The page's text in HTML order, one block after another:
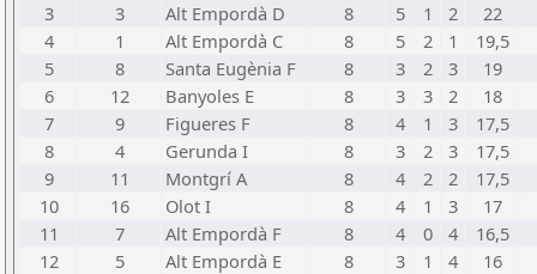
3
3 Alt Empordà D 8 5 1 2
22
4
1 Alt Empordà C 8 5 2 1
19,5
5
8 Santa Eugènia F 8 3 2 3
19
6
12 Banyoles E 8 3 3 2
18
7
9 Figueres F 8 4 1 3
17,5
8
4 Gerunda I 8 3 2 3
17,5
9
11 Montgrí A 8 4 2 2
17,5
10
16 Olot I 8 4 1 3
17
11
7 Alt Empordà F 8 4 0 4
16,5
12
5 Alt Empordà E 8 3 1 4
16